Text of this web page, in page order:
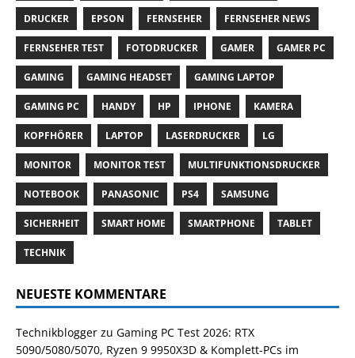
DRUCKER EPSON FERNSEHER FERNSEHER NEWS
FERNSEHER TEST FOTODRUCKER GAMER GAMER PC
GAMING GAMING HEADSET GAMING LAPTOP
GAMING PC HANDY HP IPHONE KAMERA
KOPFHÖRER LAPTOP LASERDRUCKER LG
MONITOR MONITOR TEST MULTIFUNKTIONSDRUCKER
NOTEBOOK PANASONIC PS4 SAMSUNG
SICHERHEIT SMART HOME SMARTPHONE TABLET
TECHNIK
NEUESTE KOMMENTARE
Technikblogger zu Gaming PC Test 2026: RTX
5090/5080/5070, Ryzen 9 9950X3D & Komplett-PCs im